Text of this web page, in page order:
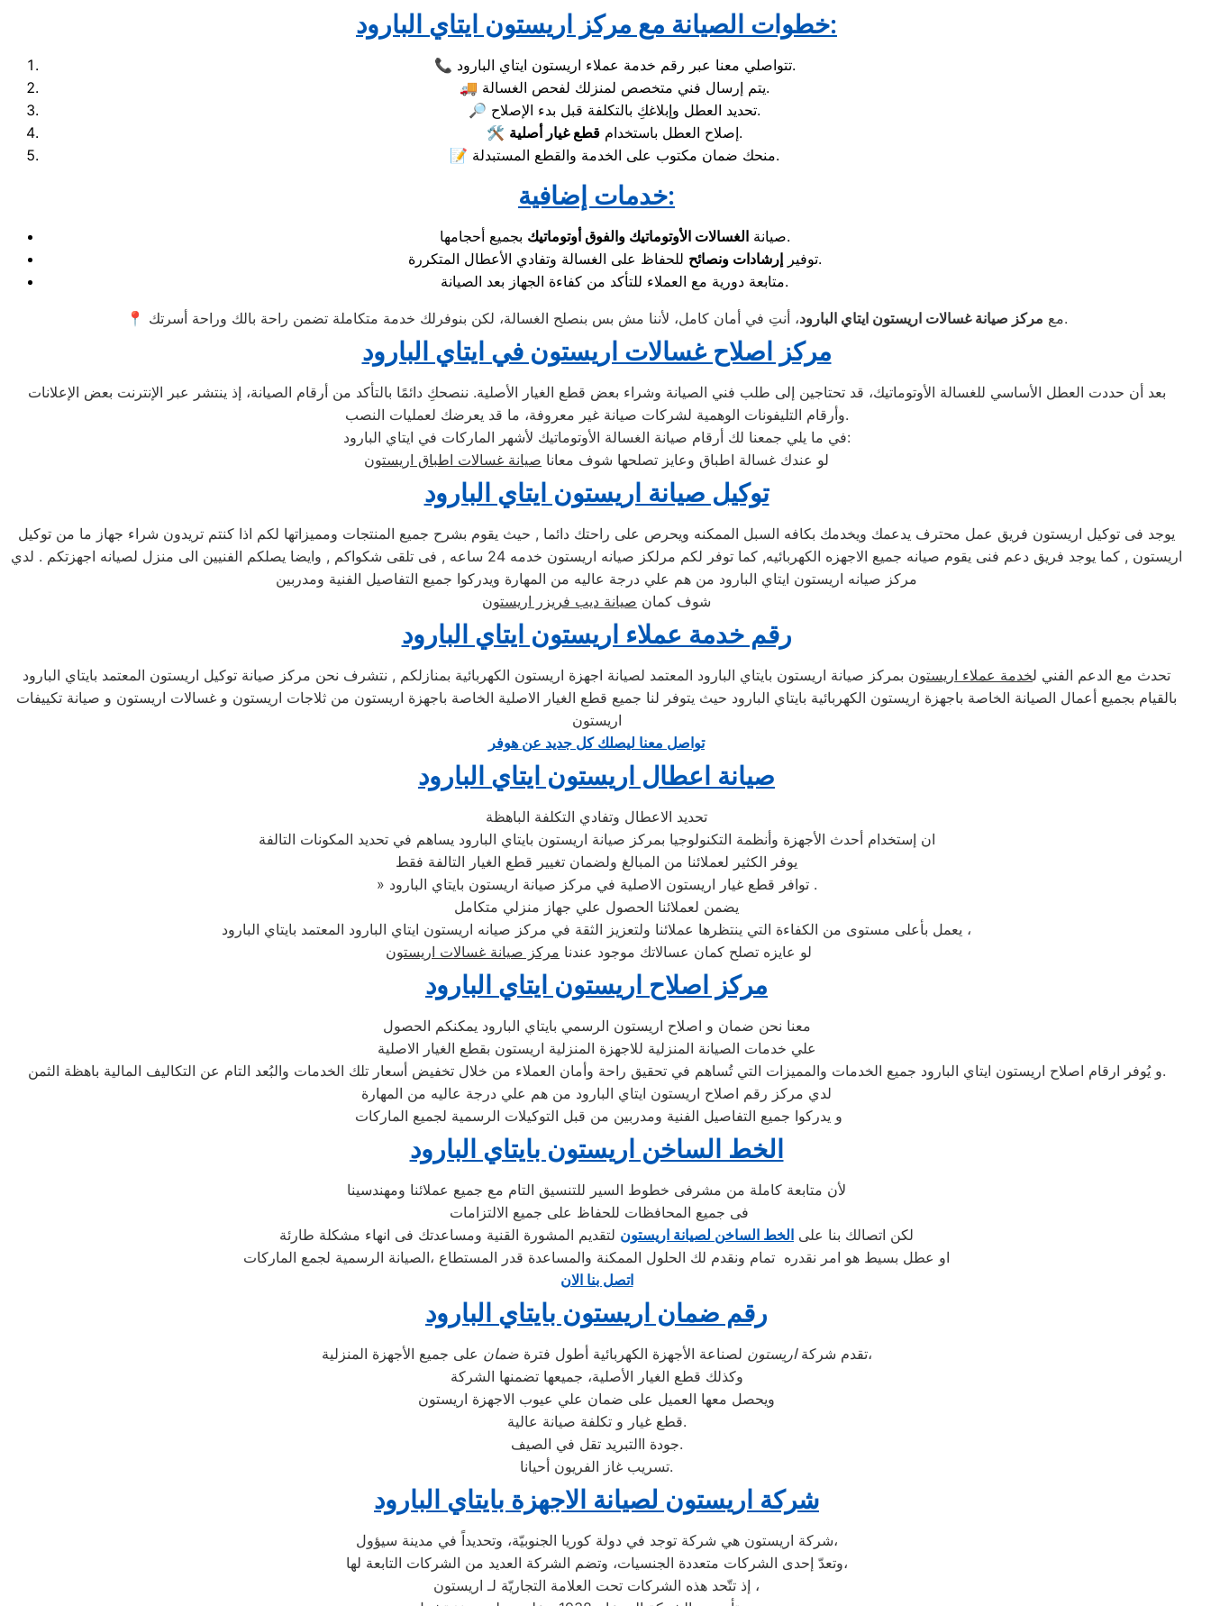
خطوات الصيانة مع مركز اريستون ايتاي البارود:
📞 تتواصلي معنا عبر رقم خدمة عملاء اريستون ايتاي البارود.
🚚 يتم إرسال فني متخصص لمنزلك لفحص الغسالة.
🔎 تحديد العطل وإبلاغكِ بالتكلفة قبل بدء الإصلاح.
🛠️ إصلاح العطل باستخدام قطع غيار أصلية
.
📝 منحك ضمان مكتوب على الخدمة والقطع المستبدلة.
خدمات إضافية:
صيانةالغسالات الأوتوماتيك والفوق أوتوماتيك
بجميع أحجامها.
توفيرإرشادات ونصائح
للحفاظ على الغسالة وتفادي الأعطال المتكررة.
متابعة دورية مع العملاء للتأكد من كفاءة الجهاز بعد الصيانة.
📍 مع مركز صيانة غسالات اريستون ايتاي البارود ، أنتِ في أمان كامل، لأننا مش بس بنصلح الغسالة، لكن بنوفرلك خدمة متكاملة تضمن راحة بالك وراحة أسرتك.
مركز اصلاح غسالات اريستون في ايتاي البارود
بعد أن حددت العطل الأساسي للغسالة الأوتوماتيك، قد تحتاجين إلى طلب فني الصيانة وشراء بعض قطع الغيار الأصلية. ننصحكِ دائمًا بالتأكد من أرقام الصيانة، إذ ينتشر عبر الإنترنت بعض الإعلانات
وأرقام التليفونات الوهمية لشركات صيانة غير معروفة، ما قد يعرضك لعمليات النصب.
في ما يلي جمعنا لك أرقام صيانة الغسالة الأوتوماتيك لأشهر الماركات في ايتاي البارود:
لو عندك غسالة اطباق وعايز تصلحها شوف معانا صيانة غسالات اطباق اريستون
توكيل صيانة اريستون ايتاي البارود
يوجد فى توكيل اريستون فريق عمل محترف يدعمك ويخدمك بكافه السبل الممكنه ويحرص على راحتك دائما , حيث يقوم بشرح جميع المنتجات ومميزاتها لكم اذا كنتم تريدون شراء جهاز ما من توكيل
اريستون , كما يوجد فريق دعم فنى يقوم صيانه جميع الاجهزه الكهربائيه, كما توفر لكم مرلكز صيانه اريستون خدمه 24 ساعه , فى تلقى شكواكم , وايضا يصلكم الفنيين الى منزل لصيانه اجهزتكم . لدي
مركز صيانه اريستون ايتاي البارود من هم علي درجة عاليه من المهارة ويدركوا جميع التفاصيل الفنية ومدربين
شوف كمان صيانة ديب فريزر اريستون
رقم خدمة عملاء اريستون ايتاي البارود
تحدث مع الدعم الفني لخدمة عملاء اريستون بمركز صيانة اريستون بايتاي البارود المعتمد لصيانة اجهزة اريستون الكهربائية بمنازلكم , نتشرف نحن مركز صيانة توكيل اريستون المعتمد بايتاي البارود
بالقيام بجميع أعمال الصيانة الخاصة باجهزة اريستون الكهربائية بايتاي البارود حيث يتوفر لنا جميع قطع الغيار الاصلية الخاصة باجهزة اريستون من ثلاجات اريستون و غسالات اريستون و صيانة تكييفات
اريستون
تواصل معنا ليصلك كل جديد عن هوفر
صيانة اعطال اريستون ايتاي البارود
تحديد الاعطال وتفادي التكلفة الباهظة
ان إستخدام أحدث الأجهزة وأنظمة التكنولوجيا بمركز صيانة اريستون بايتاي البارود يساهم في تحديد المكونات التالفة
يوفر الكثير لعملائنا من المبالغ ولضمان تغيير قطع الغيار التالفة فقط
» توافر قطع غيار اريستون الاصلية في مركز صيانة اريستون بايتاي البارود .
يضمن لعملائنا الحصول علي جهاز منزلي متكامل
يعمل بأعلى مستوى من الكفاءة التي ينتظرها عملائنا ولتعزيز الثقة في مركز صيانه اريستون ايتاي البارود المعتمد بايتاي البارود ،
لو عايزه تصلح كمان عسالاتك موجود عندنا مركز صيانة غسالات اريستون
مركز اصلاح اريستون ايتاي البارود
معنا نحن ضمان و اصلاح اريستون الرسمي بايتاي البارود يمكنكم الحصول
علي خدمات الصيانة المنزلية للاجهزة المنزلية اريستون بقطع الغيار الاصلية
و يُوفر ارقام اصلاح اريستون ايتاي البارود جميع الخدمات والمميزات التي تُساهم في تحقيق راحة وأمان العملاء من خلال تخفيض أسعار تلك الخدمات والبُعد التام عن التكاليف المالية باهظة الثمن.
لدي مركز رقم اصلاح اريستون ايتاي البارود من هم علي درجة عاليه من المهارة
و يدركوا جميع التفاصيل الفنية ومدربين من قبل التوكيلات الرسمية لجميع الماركات
الخط الساخن اريستون بايتاي البارود
لأن متابعة كاملة من مشرفى خطوط السير للتنسيق التام مع جميع عملائنا ومهندسينا
فى جميع المحافظات للحفاظ على جميع الالتزامات
لكن اتصالك بنا على الخط الساخن لصيانة اريستون لتقديم المشورة القنية ومساعدتك فى انهاء مشكلة طارئة
او عطل بسيط هو امر نقدره تمام ونقدم لك الحلول الممكنة والمساعدة قدر المستطاع ،الصيانة الرسمية لجمع الماركات
اتصل بنا الان
رقم ضمان اريستون بايتاي البارود
تقدم شركةاريستون لصناعة الأجهزة الكهربائية أطول فترةضمان
على جميع الأجهزة المنزلية،
وكذلك قطع الغيار الأصلية، جميعها تضمنها الشركة
ويحصل معها العميل على ضمان علي عيوب الاجهزة اريستون
قطع غيار و تكلفة صيانة عالية.
جودة االتبريد تقل في الصيف.
تسريب غاز الفريون أحيانا.
شركة اريستون لصيانة الاجهزة بايتاي البارود
شركة اريستون هي شركة توجد في دولة كوريا الجنوبيّة، وتحديداً في مدينة سيؤول،
وتعدّ إحدى الشركات متعددة الجنسيات، وتضم الشركة العديد من الشركات التابعة لها،
إذ تتّحد هذه الشركات تحت العلامة التجاريّة لـ اريستون ،